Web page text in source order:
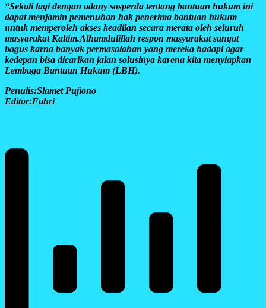
“Sekali lagi dengan adany sosperda tentang bantuan hukum ini
dapat menjamin pemenuhan hak penerima bantuan hukum
untuk memperoleh akses keadilan secara merata oleh seluruh
masyarakat Kaltim.Alhamdulillah respon masyarakat sangat
bagus karna banyak permasalahan yang mereka hadapi agar
kedepan bisa dicarikan jalan solusinya karena kita menyiapkan
Lembaga Bantuan Hukum (LBH).
Penulis:Slamet Pujiono
Editor:Fahri